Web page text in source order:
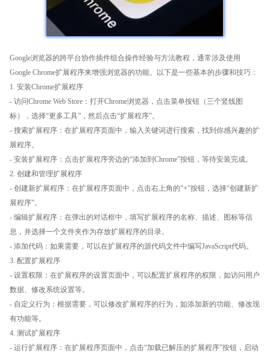
Google浏览器的跨平台协作插件组合操作经验与方法教程，通常涉及使用
Google Chrome扩展程序来增强浏览器的功能。以下是一些基本的步骤和技巧：
1. 安装Chrome扩展程序
- 访问Chrome Web Store：打开Chrome浏览器，点击菜单按钮（三个竖线图
标），选择“更多工具”，然后点击“扩展程序”。
- 搜索扩展程序：在扩展程序页面中，输入关键词进行搜索，找到你感兴趣的扩
展程序。
- 安装扩展程序：点击扩展程序旁边的“添加到Chrome”按钮，等待安装完成。
2. 创建和管理扩展程序
- 创建新扩展程序：在扩展程序页面中，点击右上角的“+”按钮，选择“创建新扩
展程序”。
- 编辑扩展程序：在弹出的对话框中，填写扩展程序的名称、描述、图标等信
息，并选择一个文件夹作为存放扩展程序的目录。
- 添加代码：如果需要，可以在扩展程序的源代码文件中编写JavaScript代码。
3. 配置扩展程序
- 设置权限：在扩展程序的设置页面中，可以配置扩展程序的权限，如访问用户
数据、修改系统设置等。
- 自定义行为：根据需要，可以修改扩展程序的行为，如添加新的功能、修改现
有功能等。
4. 测试扩展程序
- 运行扩展程序：在扩展程序页面中，点击“加载已解压的扩展程序”按钮，启动